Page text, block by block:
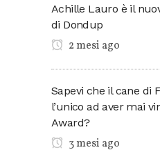
Achille Lauro è il
di Dondup
2 mesi ago
Sapevi che il cane di
l’unico ad aver mai
Award?
3 mesi ago